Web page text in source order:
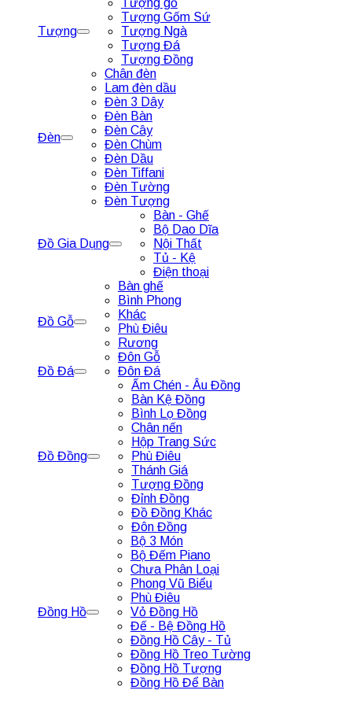
Tượng
Tượng Gốm Sứ
Tượng Ngà
Tượng Đá
Tượng Đồng
Đèn
Chân đèn
Lam đèn dầu
Đèn 3 Dây
Đèn Bàn
Đèn Cây
Đèn Chùm
Đèn Dầu
Đèn Tiffani
Đèn Tường
Đèn Tượng
Đồ Gia Dụng
Bàn - Ghế
Bộ Dao Dĩa
Nội Thất
Tủ - Kệ
Điện thoại
Đồ Gỗ
Bàn ghế
Bình Phong
Khác
Phù Điêu
Rương
Đôn Gỗ
Đồ Đá
Đôn Đá
Đồ Đồng
Ấm Chén - Âu Đồng
Bàn Kệ Đồng
Bình Lọ Đồng
Chân nến
Hộp Trang Sức
Phù Điêu
Thánh Giá
Tượng Đồng
Đỉnh Đồng
Đồ Đồng Khác
Đôn Đồng
Đồng Hồ
Bộ 3 Món
Bộ Đếm Piano
Chưa Phân Loại
Phong Vũ Biểu
Phù Điêu
Vỏ Đồng Hồ
Đế - Bệ Đồng Hồ
Đồng Hồ Cây - Tủ
Đồng Hồ Treo Tường
Đồng Hồ Tượng
Đồng Hồ Để Bàn